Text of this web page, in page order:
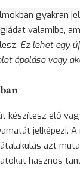
gyakran
valamibe,
Ez lehet egy
ápolása vagy
készítesz elő
jelképezi.
azt
hasznos